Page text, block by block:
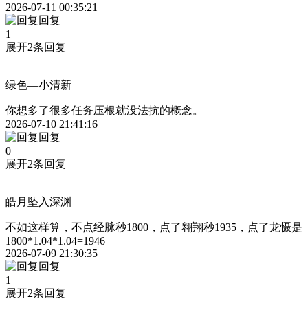
2026-07-11 00:35:21
回复
1
展开2条回复
绿色—小清新
你想多了很多任务压根就没法抗的概念。
2026-07-10 21:41:16
回复
0
展开2条回复
皓月坠入深渊
不如这样算，不点经脉秒1800，点了翱翔秒1935，点了龙慑是
1800*1.04*1.04=1946
2026-07-09 21:30:35
回复
1
展开2条回复